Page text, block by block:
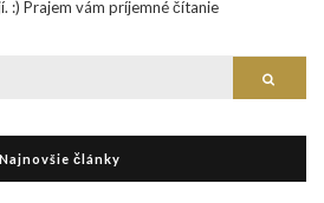
:) Prajem vám príjemné čítanie
Najnovšie články